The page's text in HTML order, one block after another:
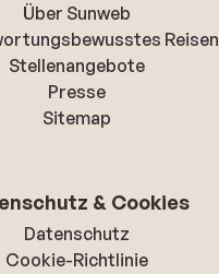
Über Sunweb
Reisen
Stellenangebote
Presse
Sitemap
& Cookies
Datenschutz
Cookie-Richtlinie